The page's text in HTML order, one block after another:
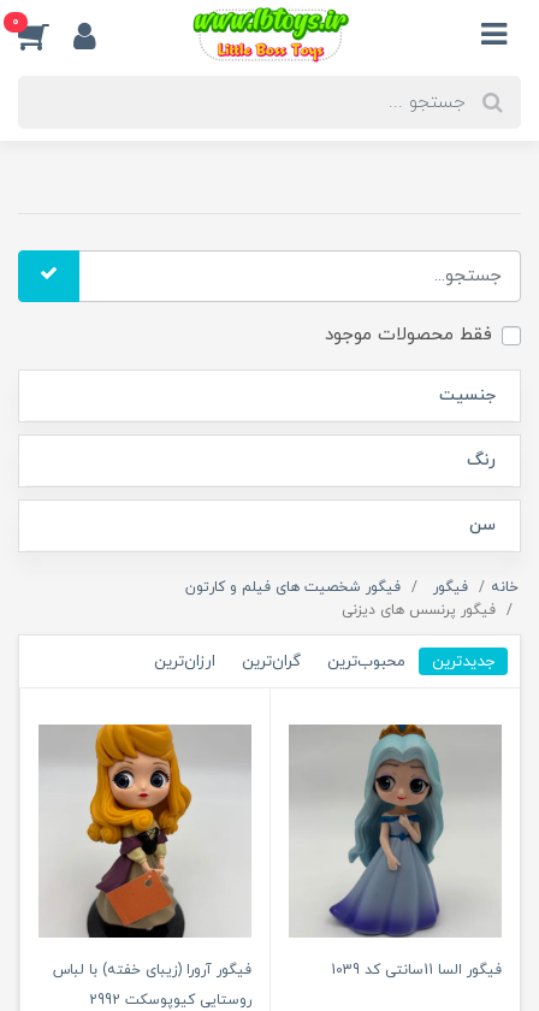
0
فقط محصولات موجود
جنسیت
رنگ
سن
خانه فیگور
فیگور شخصیت های فیلم و کارتون
فیگور پرنسس های دیزنی
جدیدترین محبوب‌ترین گران‌ترین ارزان‌ترین
فیگور السا 11سانتی کد 1039
فیگور آرورا (زیبای خفته) با لباس
روستایی کیوپوسکت 2992